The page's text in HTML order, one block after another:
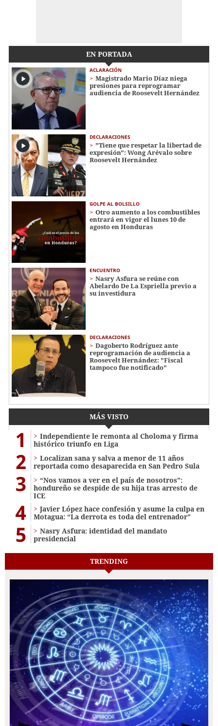
EN PORTADA
ACLARACIÓN
Magistrado Mario Díaz niega
presiones para reprogramar
audiencia de Roosevelt Hernández
DECLARACIONES
"Tiene que respetar la libertad de
expresión": Wong Arévalo sobre
Roosevelt Hernández
GOLPE AL BOLSILLO
Otro aumento a los combustibles
entrará en vigor el lunes 10 de
agosto en Honduras
ENCUENTRO
Nasry Asfura se reúne con
Abelardo De La Espriella previo a
su investidura
DECLARACIONES
Dagoberto Rodríguez ante
reprogramación de audiencia a
Roosevelt Hernández: "Fiscal
tampoco fue notificado"
MÁS VISTO
1
Independiente le remonta al Choloma y firma
histórico triunfo en Liga
2
Localizan sana y salva a menor de 11 años
reportada como desaparecida en San Pedro Sula
3
“Nos vamos a ver en el país de nosotros”:
hondureño se despide de su hija tras arresto de
ICE
4
Javier López hace confesión y asume la culpa en
Motagua: “La derrota es toda del entrenador”
5
Nasry Asfura: identidad del mandato
presidencial
TRENDING